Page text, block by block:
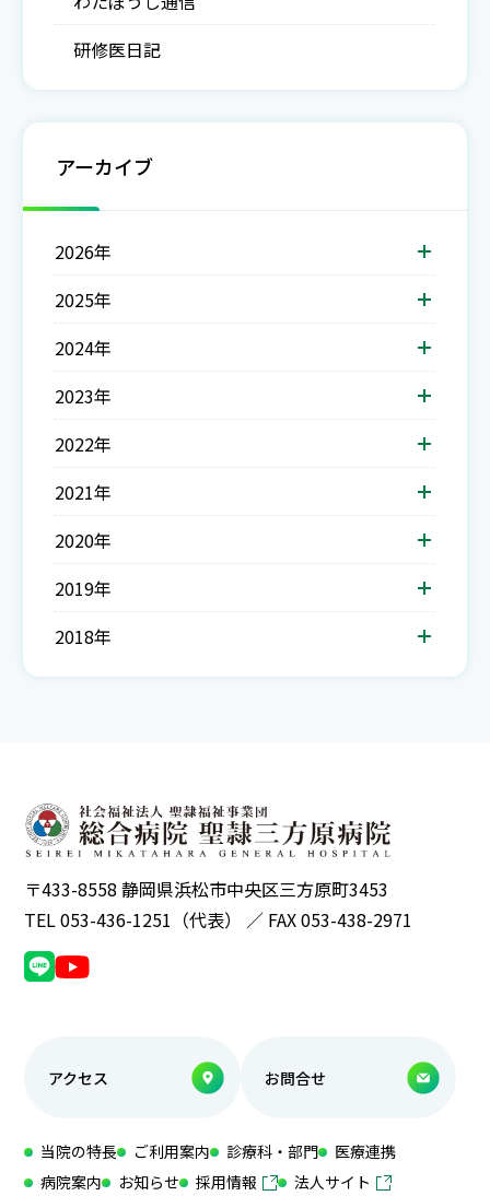
研修医日記
アーカイブ
2026年
2025年
2024年
2023年
2022年
2021年
2020年
2019年
2018年
〒433-8558 静岡県浜松市中央区三方原町3453
TEL 053-436-1251（代表） ／ FAX 053-438-2971
アクセス お問合せ
当院の特長 ご利用案内 診療科・部門
医療連携
病院案内
お知らせ 採用情報 法人サイト